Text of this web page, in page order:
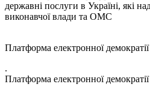
державні послуги в Україні, які
виконавчої влади та ОМС
Платформа електронної демократії
.
Платформа електронної демократії